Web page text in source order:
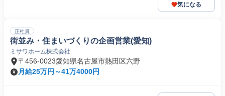
気になる
正社員
街並み・住まいづくりの企画営業(愛知)
ミサワホーム株式会社
〒456-0023愛知県名古屋市熱田区六野
月給25万円～41万4000円